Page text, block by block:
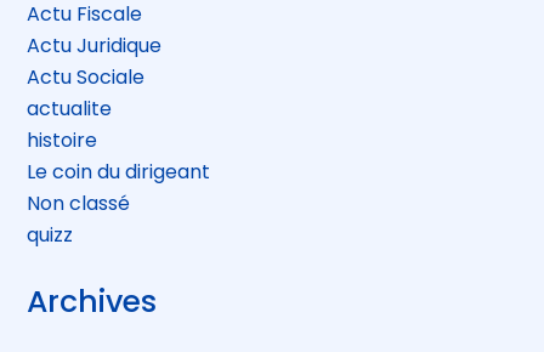
Actu Fiscale
Actu Juridique
Actu Sociale
actualite
histoire
Le coin du dirigeant
Non classé
quizz
Archives